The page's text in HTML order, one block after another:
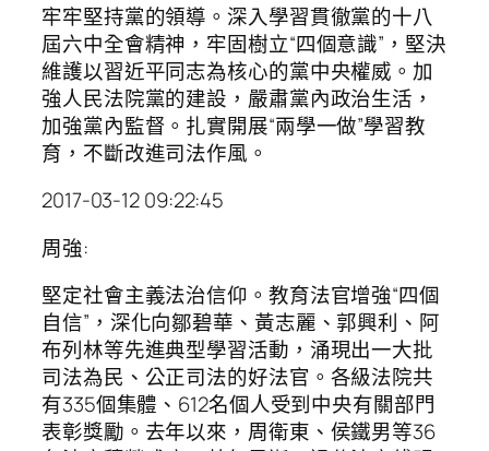
牢牢堅持黨的領導。深入學習貫徹黨的十八
屆六中全會精神，牢固樹立“四個意識”，堅決
維護以習近平同志為核心的黨中央權威。加
強人民法院黨的建設，嚴肅黨內政治生活，
加強黨內監督。扎實開展“兩學一做”學習教
育，不斷改進司法作風。
2017-03-12 09:22:45
周強:
堅定社會主義法治信仰。教育法官增強“四個
自信”，深化向鄒碧華、黃志麗、郭興利、阿
布列林等先進典型學習活動，涌現出一大批
司法為民、公正司法的好法官。各級法院共
有335個集體、612名個人受到中央有關部門
表彰獎勵。去年以來，周衛東、侯鐵男等36